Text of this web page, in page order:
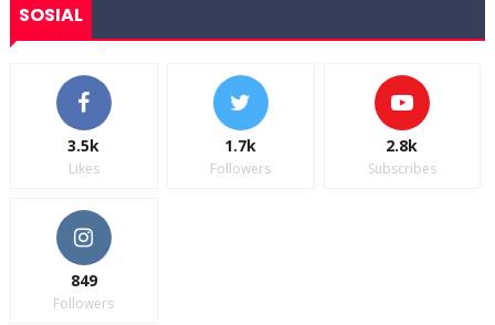
SOSIAL
3.5k
Likes
1.7k
Followers
2.8k
Subscribes
849
Followers